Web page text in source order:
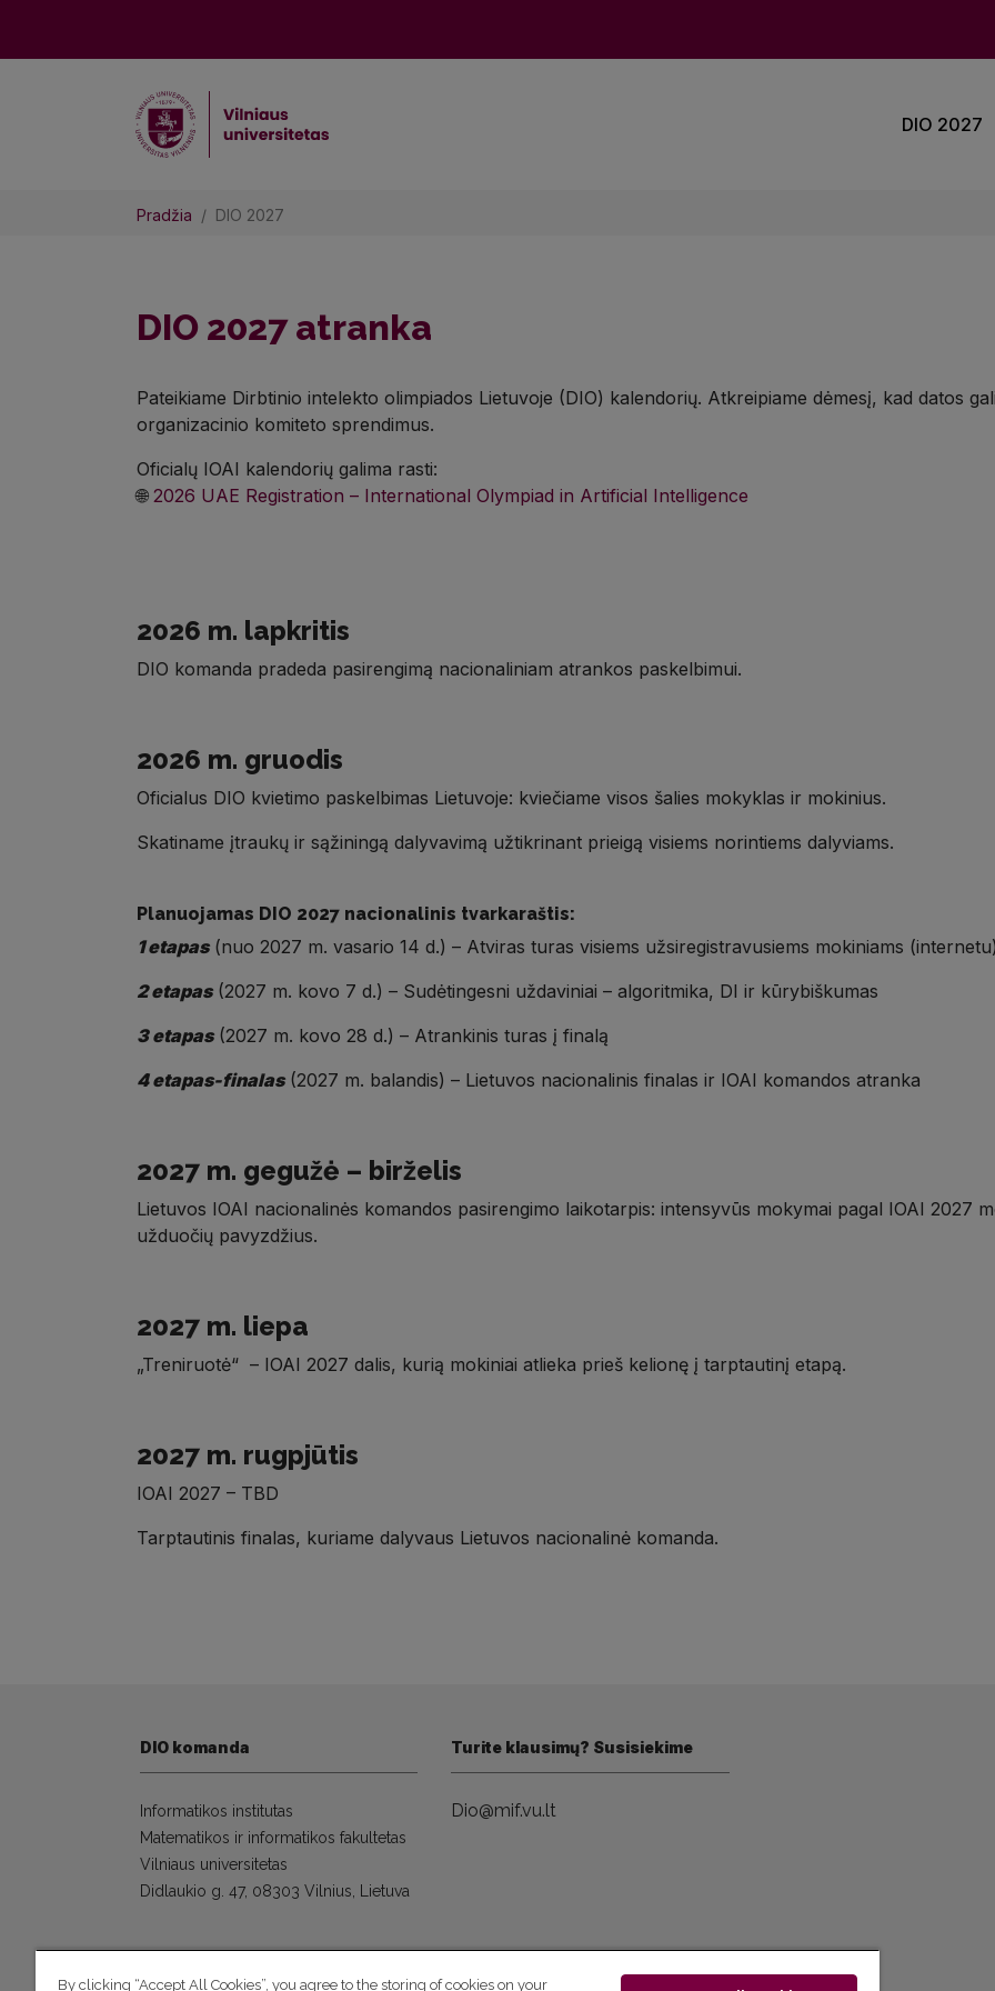
DIO 2027
Pradžia DIO 2027
DIO 2027 atranka
Pateikiame Dirbtinio intelekto olimpiados Lietuvoje (DIO) kalendorių. Atkreipiame dėmesį, kad datos
organizacinio komiteto sprendimus.
Oficialų IOAI kalendorių galima rasti:
🌐 2026 UAE Registration – International Olympiad in Artificial Intelligence
2026 m. lapkritis
DIO komanda pradeda pasirengimą nacionaliniam atrankos paskelbimui.
2026 m. gruodis
Oficialus DIO kvietimo paskelbimas Lietuvoje: kviečiame visos šalies mokyklas ir mokinius.
Skatiname įtraukų ir sąžiningą dalyvavimą užtikrinant prieigą visiems norintiems dalyviams.
Planuojamas DIO 2027 nacionalinis tvarkaraštis:
1 etapas(nuo 2027 m. vasario 14 d.) – Atviras turas visiems užsiregistravusiems mokiniams
2 etapas(2027 m. kovo 7 d.) – Sudėtingesni uždaviniai – algoritmika, DI ir kūrybiškumas
3 etapas(2027 m. kovo 28 d.) – Atrankinis turas į finalą
4 etapas-finalas(2027 m. balandis) – Lietuvos nacionalinis finalas ir IOAI komandos atranka
2027 m. gegužė – birželis
Lietuvos IOAI nacionalinės komandos pasirengimo laikotarpis: intensyvūs mokymai pagal IOAI 2027
užduočių pavyzdžius.
2027 m. liepa
„Treniruotė“ – IOAI 2027 dalis, kurią mokiniai atlieka prieš kelionę į tarptautinį etapą.
2027 m. rugpjūtis
IOAI 2027 – TBD
Tarptautinis finalas, kuriame dalyvaus Lietuvos nacionalinė komanda.
DIO komanda
Informatikos institutas
Matematikos ir informatikos fakultetas
Vilniaus universitetas
Didlaukio g. 47, 08303 Vilnius, Lietuva
Turite klausimų? Susisiekime
Dio@mif.vu.lt
By clicking “Accept All Cookies”, you agree to the storing of cookies on your